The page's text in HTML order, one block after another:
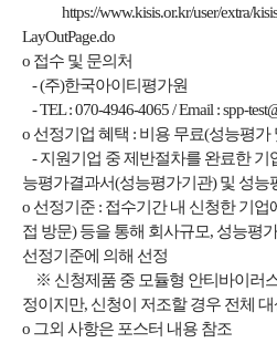
https://www.kisis.or.kr/user/extra/
LayOutPage.do
o 접수 및 문의처
- (주)한국아이티평가원
- TEL : 070-4946-4065 / Email :spp-
o 선정기업 혜택 : 비용 무료(성능평가
- 지원기업 중 제반절차를 완료한 기
능평가결과서(성능평가기관) 및 성능
o 선정기준 : 접수기간 내 신청한 기업
접 방문) 등을 통해 회사규모, 성능평
선정기준에 의해 선정
※ 신청제품 중 모듈형 안티바이러
정이지만, 신청이 저조할 경우 전체
o 그외 사항은 포스터 내용 참조